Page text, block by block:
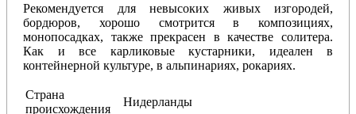
Рекомендуется для невысоких живых изгородей,
бордюров, хорошо смотрится в композициях,
монопосадках, также прекрасен в качестве солитера.
Как и все карликовые кустарники, идеален в
контейнерной культуре, в альпинариях, рокариях.
Страна
происхождения
Нидерланды